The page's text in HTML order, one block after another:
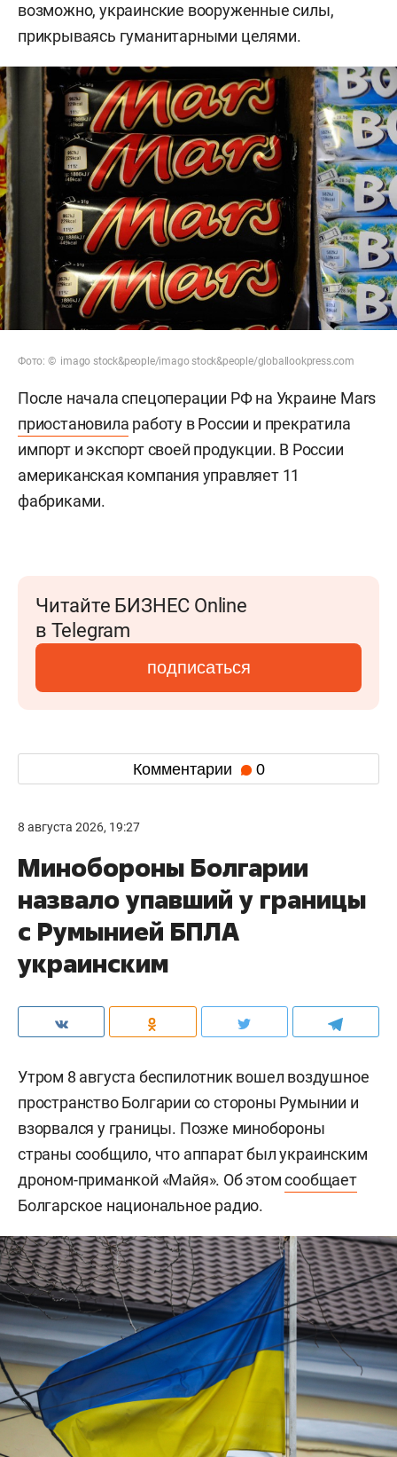
возможно, украинские вооруженные силы,
прикрываясь гуманитарными целями.
Фото: © imago stock&people/imago stock&people/globallookpress.com
После начала спецоперации РФ на Украине Mars
приостановила работу в России и прекратила
импорт и экспорт своей продукции. В России
американская компания управляет 11
фабриками.
Читайте БИЗНЕС Online
в Telegram
подписаться
Комментарии 0
8 августа 2026, 19:27
Минобороны Болгарии
назвало упавший у границы
с Румынией БПЛА
украинским
Утром 8 августа беспилотник вошел воздушное
пространство Болгарии со стороны Румынии и
взорвался у границы. Позже минобороны
страны сообщило, что аппарат был украинским
дроном-приманкой «Майя». Об этомсообщает
Болгарское национальное радио.